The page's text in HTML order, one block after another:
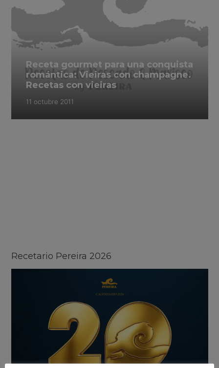
Receta gourmet para una conquista
romántica: Vieiras con champagne.
Recetas con vieiras
11 octubre 2011
Recetario Pereira 2026